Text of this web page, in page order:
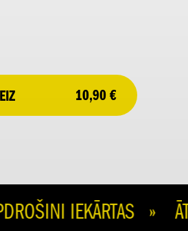
10,90 €
IEKĀRTAS »